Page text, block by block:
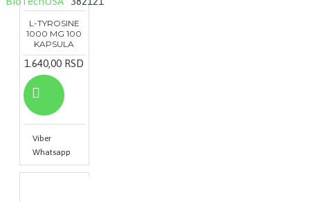
L-TYROSINE
1000 MG 100
KAPSULA
1.640,00 RSD
Viber
Whatsapp